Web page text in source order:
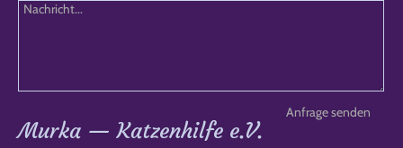
Murka — Katzenhilfe e.V.